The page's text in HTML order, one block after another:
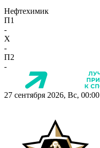
Нефтехимик
П1
-
X
-
П2
-
27 сентября 2026, Вс, 00:00